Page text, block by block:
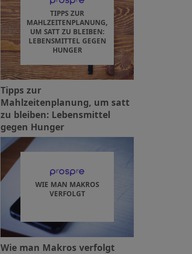
TIPPS ZUR
MAHLZEITENPLANUNG,
UM SATT ZU BLEIBEN:
LEBENSMITTEL GEGEN
HUNGER
Tipps zur
Mahlzeitenplanung, um satt
zu bleiben: Lebensmittel
gegen Hunger
WIE MAN MAKROS
VERFOLGT
Wie man Makros verfolgt